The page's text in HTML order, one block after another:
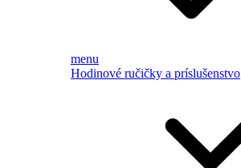
menu
Hodinové ručičky a príslušenstvo